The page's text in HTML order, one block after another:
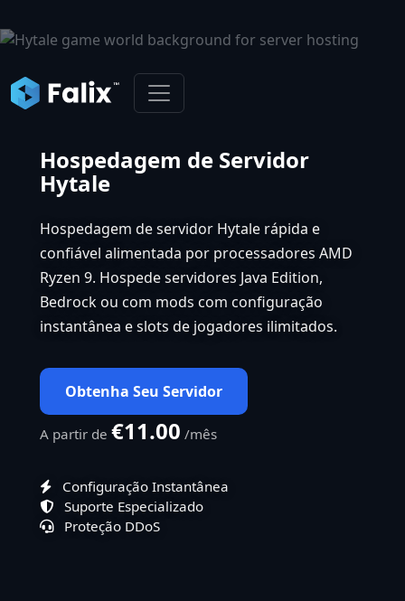
Hospedagem de Servidor
Hytale
Hospedagem de servidor Hytale rápida e
confiável alimentada por processadores AMD
Ryzen 9. Hospede servidores Java Edition,
Bedrock ou com mods com configuração
instantânea e slots de jogadores ilimitados.
Obtenha Seu Servidor
A partir de €11.00 /mês
Configuração Instantânea
Suporte Especializado
Proteção DDoS